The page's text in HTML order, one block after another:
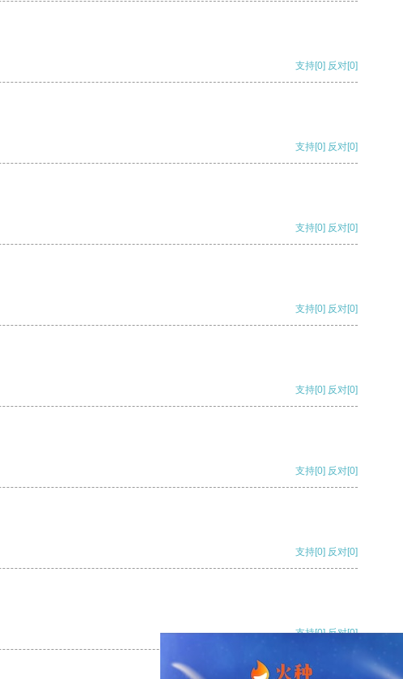
支持[0] 反对[0]
支持[0] 反对[0]
支持[0] 反对[0]
支持[0] 反对[0]
支持[0] 反对[0]
支持[0] 反对[0]
支持[0] 反对[0]
支持[0] 反对[0]